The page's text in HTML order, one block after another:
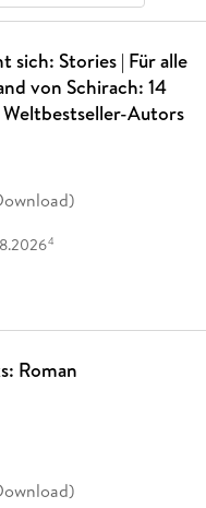
sich: Stories | Für alle
von Schirach: 14
Weltbestseller-Autors
4
Roman